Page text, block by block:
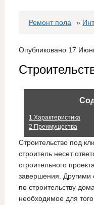
Ремонт пола »
Опубликовано 17
1 Характеристика
2 Преимущества
Строительство под
строитель несет
строительного
завершения. Другими
по строительству
необходимое для